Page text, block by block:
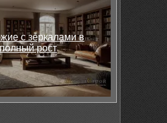
с зеркалами в
полный рост